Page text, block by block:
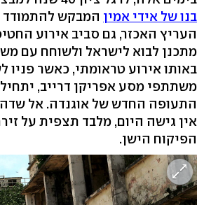
בנו של אידי אמין המבקש להתמודד
העריץ האכזר, גם סביב אירוע
מתכנן לבוא לישראל ולשוחח עם
באותו אירוע טראומתי, כאשר פניו
משתתפי מסע אפריקן דרייב,
התעופה החדש של אוגנדה. אל
אין גישה היום, מלבד תצפית על
הפיקוח הישן.